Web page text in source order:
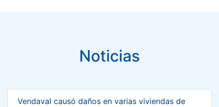
Noticias
Vendaval causó daños en varias viviendas de